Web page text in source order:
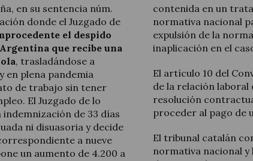
en su sentencia núm.
donde el Juzgado de
el despido
que recibe una
, trasladándose a
en plena pandemia
de trabajo sin tener
El Juzgado de lo
indemnización de 33 días
ni disuasoria y decide
a nueve
un aumento de 4.200 a
contenida en un
normativa nacional
expulsión de la
inaplicación en el
El artículo 10 del
de la relación laboral
resolución
proceder al pago de
El tribunal catalán
normativa nacional